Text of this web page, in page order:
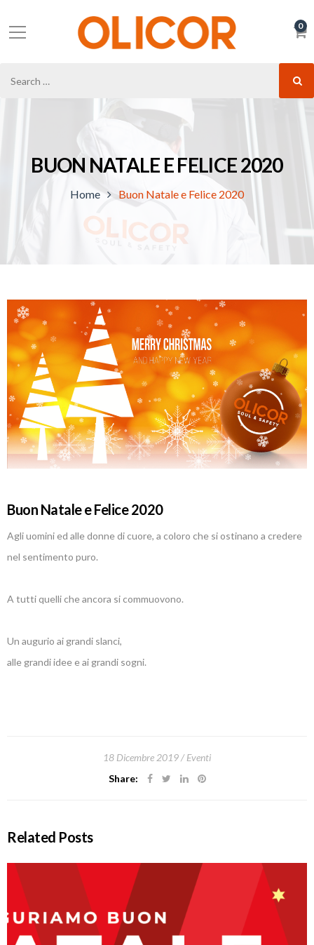
0
BUON NATALE E FELICE 2020
Home Buon Natale e Felice 2020
Buon Natale e Felice 2020
Agli uomini ed alle donne di cuore, a coloro che si ostinano a credere
nel sentimento puro.
A tutti quelli che ancora si commuovono.
Un augurio ai grandi slanci,
alle grandi idee e ai grandi sogni.
18 Dicembre 2019
Eventi
Share:
Related Posts